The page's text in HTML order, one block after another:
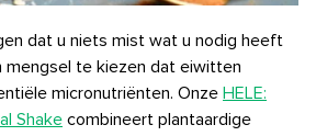
dat u niets mist wat u nodig heeft
mengsel te kiezen dat eiwitten
micronutriënten. Onze HELE:
Shake combineert plantaardige